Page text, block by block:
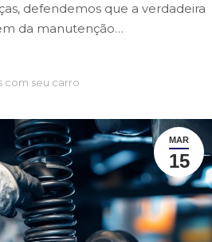
defendemos que a verdadeira
da manutenção…
com seu carro
MAR
15